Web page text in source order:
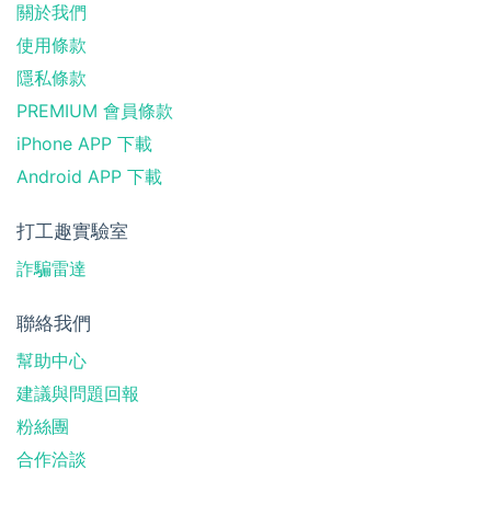
關於我們
使用條款
隱私條款
PREMIUM 會員條款
iPhone APP 下載
Android APP 下載
打工趣實驗室
詐騙雷達
聯絡我們
幫助中心
建議與問題回報
粉絲團
合作洽談